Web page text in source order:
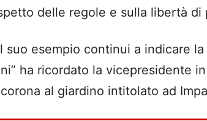
delle regole e sulla libertà di
suo esempio continui a indicare
ha ricordato la vicepresidente
al giardino intitolato ad